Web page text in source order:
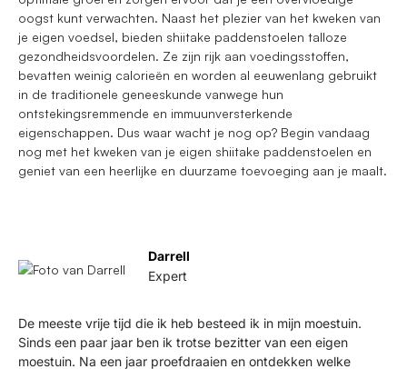
oogst kunt verwachten. Naast het plezier van het kweken van
je eigen voedsel, bieden shiitake paddenstoelen talloze
gezondheidsvoordelen. Ze zijn rijk aan voedingsstoffen,
bevatten weinig calorieën en worden al eeuwenlang gebruikt
in de traditionele geneeskunde vanwege hun
ontstekingsremmende en immuunversterkende
eigenschappen. Dus waar wacht je nog op? Begin vandaag
nog met het kweken van je eigen shiitake paddenstoelen en
geniet van een heerlijke en duurzame toevoeging aan je maalt.
Darrell
Expert
De meeste vrije tijd die ik heb besteed ik in mijn moestuin.
Sinds een paar jaar ben ik trotse bezitter van een eigen
moestuin. Na een jaar proefdraaien en ontdekken welke